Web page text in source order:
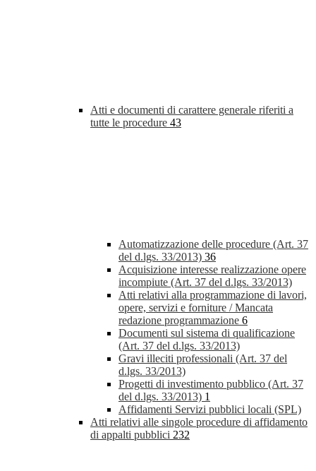
Atti e documenti di carattere generale riferiti a
tutte le procedure 43
Automatizzazione delle procedure (Art. 37
del d.lgs. 33/2013) 36
Acquisizione interesse realizzazione opere
incompiute (Art. 37 del d.lgs. 33/2013)
Atti relativi alla programmazione di lavori,
opere, servizi e forniture / Mancata
redazione programmazione 6
Documenti sul sistema di qualificazione
(Art. 37 del d.lgs. 33/2013)
Gravi illeciti professionali (Art. 37 del
d.lgs. 33/2013)
Progetti di investimento pubblico (Art. 37
del d.lgs. 33/2013) 1
Affidamenti Servizi pubblici locali (SPL)
Atti relativi alle singole procedure di affidamento
di appalti pubblici 232